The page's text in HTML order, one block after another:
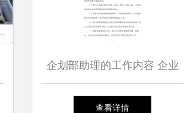
企划部助理的工作内容 企业
形象策划与品牌推广
查看详情